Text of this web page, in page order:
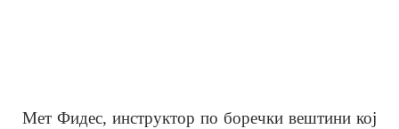
Мет Фидес, инструктор по боречки вештини кој